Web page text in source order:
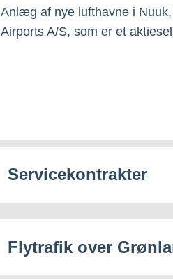
Anlæg af nye lufthavne i
Airports A/S, som er et
Servicekontrakter
Flytrafik over